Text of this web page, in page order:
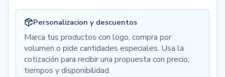
Personalizacion y descuentos
Marca tus productos con logo, compra por
volumen o pide cantidades especiales. Usa la
cotización para recibir una propuesta con precio,
tiempos y disponibilidad.